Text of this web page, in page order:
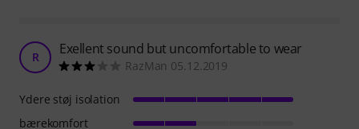
R Exellent sound but uncomfortable to wear
RazMan 05.12.2019
Ydere støj isolation
bærekomfort